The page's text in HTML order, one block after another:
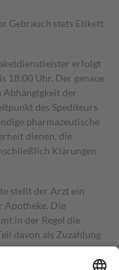
Gebrauch stets Etikett
erfolgt
18:00 Uhr. Der genaue
Abhängigkeit der
des Spediteurs
pharmazeutische
dienen, die
Klärungen
stellt der Arzt ein
Apotheke. Die
in der Regel die
davon als Zuzahlung
in Höhe von zehn